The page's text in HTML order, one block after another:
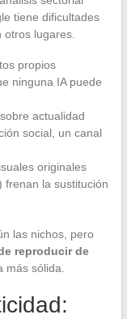
tiene dificultades
lugares.
propios
ninguna IA puede
actualidad
social, un canal
originales
frenan la sustitución
las nichos, pero
reproducir de
sólida.